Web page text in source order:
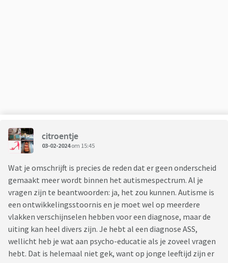
citroentje
03-02-2024om 15:45
Wat je omschrijft is precies de reden dat er geen onderscheid
gemaakt meer wordt binnen het autismespectrum. Al je
vragen zijn te beantwoorden: ja, het zou kunnen. Autisme is
een ontwikkelingsstoornis en je moet wel op meerdere
vlakken verschijnselen hebben voor een diagnose, maar de
uiting kan heel divers zijn. Je hebt al een diagnose ASS,
wellicht heb je wat aan psycho-educatie als je zoveel vragen
hebt. Dat is helemaal niet gek, want op jonge leeftijd zijn er